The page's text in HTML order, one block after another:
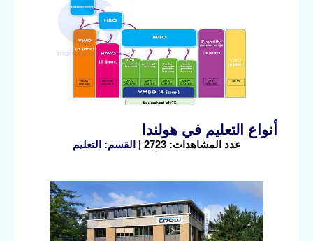
أنواع التعليم في هولندا
عدد المشاهدات: 2723 | القسم: التعليم